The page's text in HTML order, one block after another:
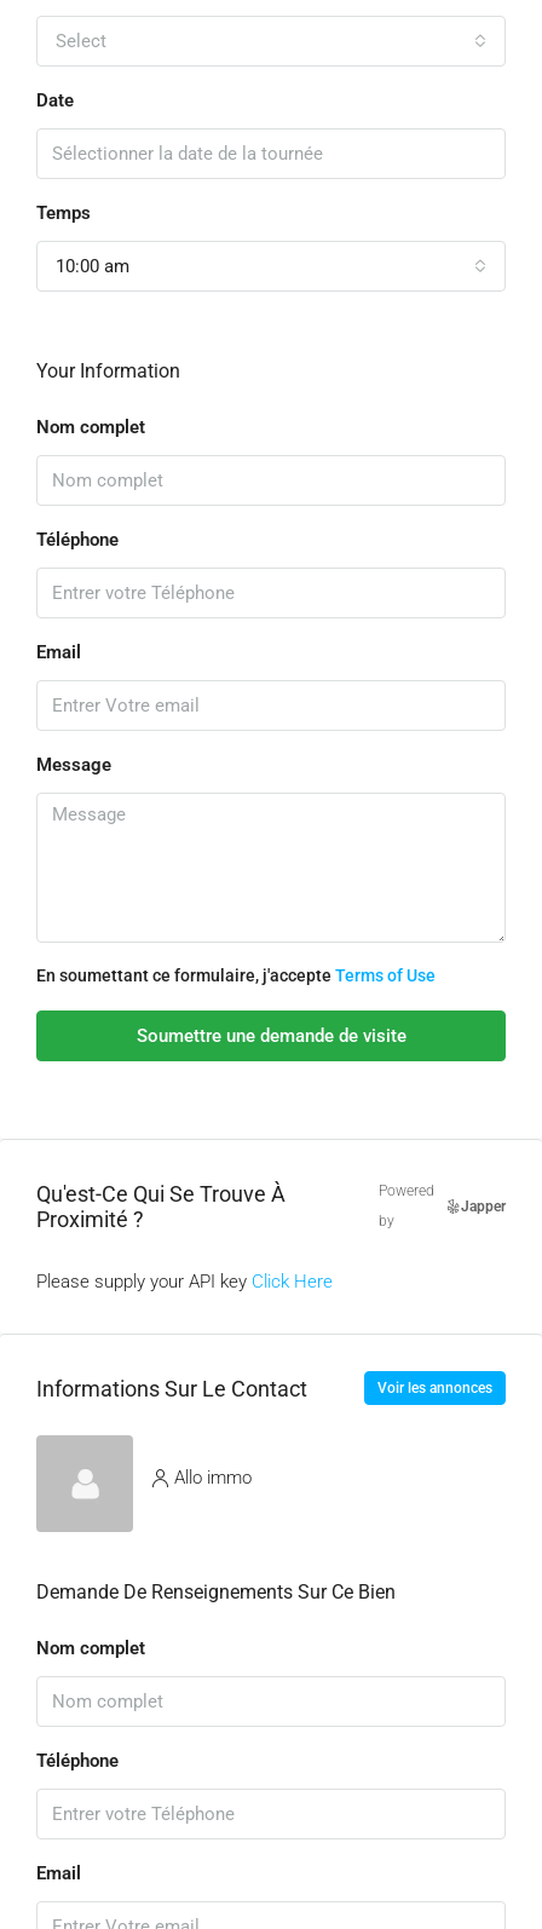
Select
Date
Temps
10:00 am
Your Information
Nom complet
Téléphone
Email
Message
En soumettant ce formulaire, j'accepte Terms of Use
Soumettre une demande de visite
Qu'est-Ce Qui Se Trouve À
Proximité ?
Powered
by
Japper
Please supply your API key Click Here
Informations Sur Le Contact Voir les annonces
Allo immo
Demande De Renseignements Sur Ce Bien
Nom complet
Téléphone
Email